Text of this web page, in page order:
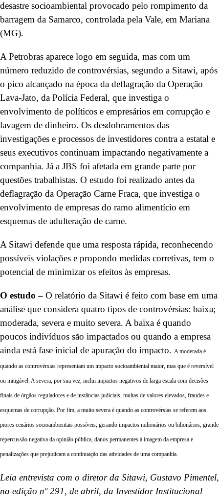
desastre socioambiental provocado pelo rompimento da
barragem da Samarco, controlada pela Vale, em Mariana
(MG).
A Petrobras aparece logo em seguida, mas com um
número reduzido de controvérsias, segundo a Sitawi, após
o pico alcançado na época da deflagração da Operação
Lava-Jato, da Polícia Federal, que investiga o
envolvimento de políticos e empresários em corrupção e
lavagem de dinheiro. Os desdobramentos das
investigações e processos de investidores contra a estatal e
seus executivos continuam impactando negativamente a
companhia. Já a JBS foi afetada em grande parte por
questões trabalhistas. O estudo foi realizado antes da
deflagração da Operação Carne Fraca, que investiga o
envolvimento de empresas do ramo alimentício em
esquemas de adulteração de carne.
A Sitawi defende que uma resposta rápida, reconhecendo
possíveis violações e propondo medidas corretivas, tem o
potencial de minimizar os efeitos às empresas.
O estudo – O relatório da Sitawi é feito com base em uma
análise que considera quatro tipos de controvérsias: baixa;
moderada, severa e muito severa. A baixa é quando
poucos indivíduos são impactados ou quando a empresa
ainda está fase inicial de apuração do impacto. A moderada é
quando as controvérsias representam um impacto socioambiental maior, mas que é reversível
ou mitigável. A severa, por sua vez, inclui impactos negativos de larga escala com decisões
finais de órgãos reguladores e de instâncias judiciais, multas de valores elevados, fraudes e
esquemas de corrupção. Por fim, a muito severa é quando as controvérsias se referem aos
piores cenários socioambientais possíveis, gerando impactos milionários ou bilionários, grande
repercussão negativa da opinião pública, danos permanentes à imagem da empresa e
penalizações que prejudicam a continuação das atividades de uma companhia.
Leia entrevista com o diretor da Sitawi, Gustavo Pimentel,
na edição nº 291, de abril, da Investidor Institucional